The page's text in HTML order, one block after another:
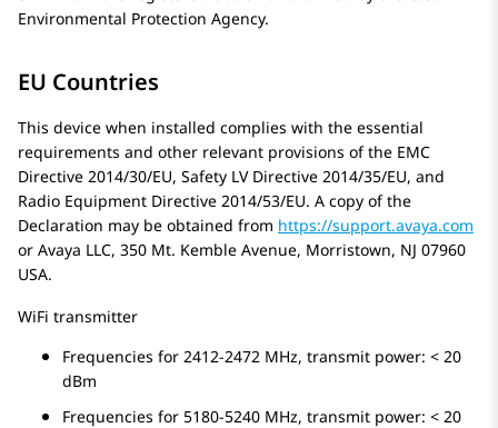
Environmental Protection Agency.
EU Countries
This device when installed complies with the essential
requirements and other relevant provisions of the EMC
Directive 2014/30/EU, Safety LV Directive 2014/35/EU, and
Radio Equipment Directive 2014/53/EU. A copy of the
Declaration may be obtained from https://support.avaya.com
or Avaya LLC, 350 Mt. Kemble Avenue, Morristown, NJ 07960
USA.
WiFi transmitter
Frequencies for 2412-2472 MHz, transmit power: < 20
dBm
Frequencies for 5180-5240 MHz, transmit power: < 20